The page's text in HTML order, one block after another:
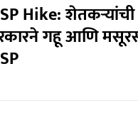
Hike: शेतकऱ्यांची
गहू आणि